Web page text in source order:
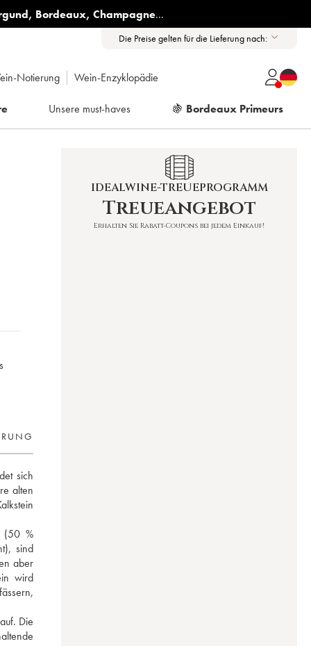
, Bordeaux, Champagne...
Die Preise gelten für die Lieferung nach:
Notierung Wein-Enzyklopädie
Unsere must-haves 🍇 Bordeaux Primeurs
sich
alten
%
sind
aber
wird
Die
IDEALWINE-TREUEPROGRAMM
Treueangebot
Erhalten Sie Rabatt-Coupons bei jedem Einkauf!